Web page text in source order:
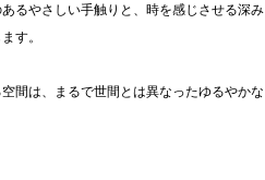
るやさしい手触りと、時を感じさせる深み
す。
間は、まるで世間とは異なったゆるやかな